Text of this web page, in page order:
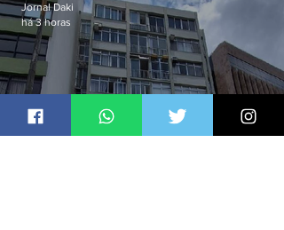
Jornal Daki
há 3 horas